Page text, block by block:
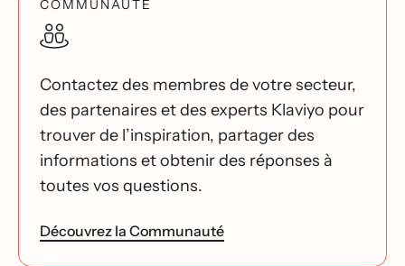
COMMUNAUTÉ
Contactez des membres de votre secteur,
des partenaires et des experts Klaviyo pour
trouver de l’inspiration, partager des
informations et obtenir des réponses à
toutes vos questions.
Découvrez la Communauté